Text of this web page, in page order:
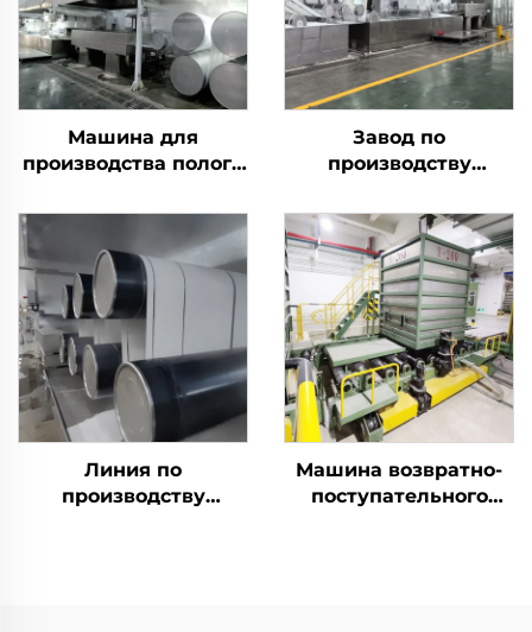
Машина для
производства полого
силиконизированного
полиэфирного
штапельного волокна
Завод по
производству
полиэфирного
штапельного волокна
(PSF) Машина для
производства
цельного
полиэфирного
штапельного волокна
PSF
Линия по
производству
Машина возвратно-
поступательного